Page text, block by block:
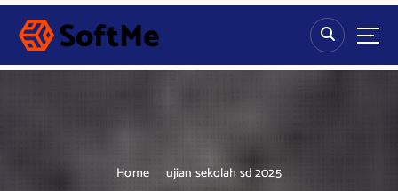
S
p
Home ujian sekolah sd 2025